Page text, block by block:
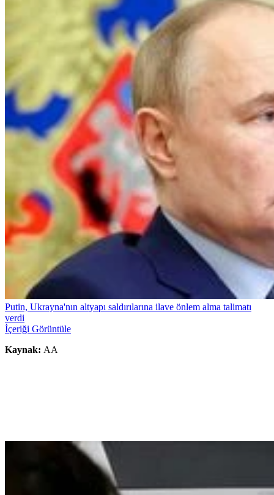
Putin, Ukrayna'nın altyapı saldırılarına ilave önlem alma talimatı
verdi
İçeriği Görüntüle
Kaynak: AA